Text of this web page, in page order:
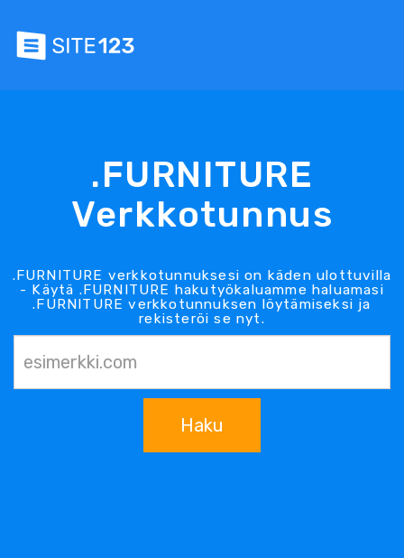
.FURNITURE
Verkkotunnus
.FURNITURE verkkotunnuksesi on käden ulottuvilla
- Käytä .FURNITURE hakutyökaluamme haluamasi
.FURNITURE verkkotunnuksen löytämiseksi ja
rekisteröi se nyt.
Haku